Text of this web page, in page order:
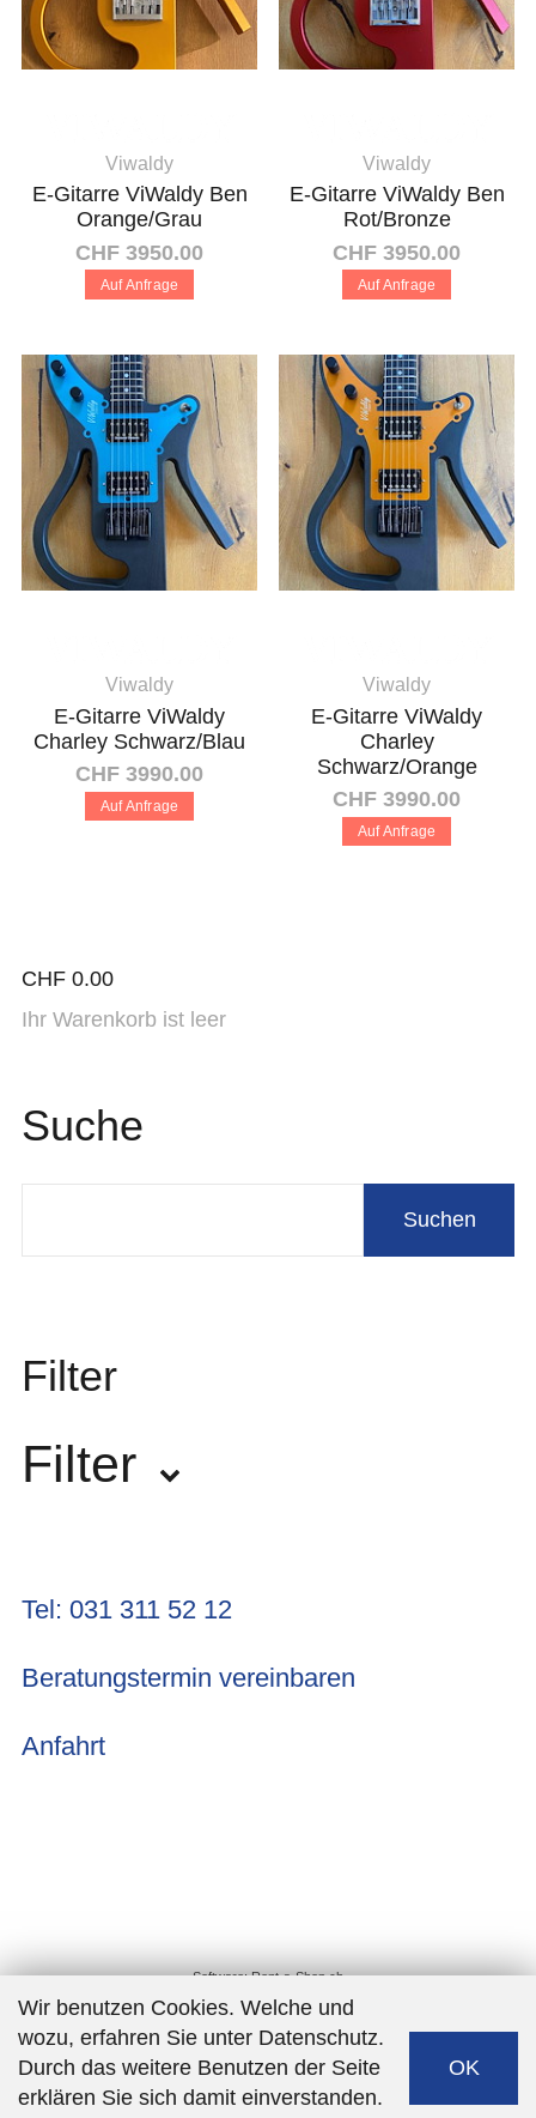
Viwaldy
E-Gitarre ViWaldy Ben
Orange/Grau
CHF 3950.00
Auf Anfrage
Viwaldy
E-Gitarre ViWaldy Ben
Rot/Bronze
CHF 3950.00
Auf Anfrage
Viwaldy
E-Gitarre ViWaldy
Charley Schwarz/Blau
CHF 3990.00
Auf Anfrage
Viwaldy
E-Gitarre ViWaldy
Charley
Schwarz/Orange
CHF 3990.00
Auf Anfrage
CHF 0.00
Ihr Warenkorb ist leer
Suche
Filter
Filter
Tel: 031 311 52 12
Beratungstermin vereinbaren
Anfahrt
Software:Rent-a-Shop.ch
Wir benutzen Cookies. Welche und
wozu, erfahren Sie unter Datenschutz.
Durch das weitere Benutzen der Seite
erklären Sie sich damit einverstanden.
OK